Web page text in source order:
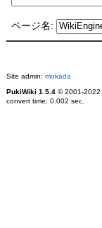
ページ名:
Site admin: mokada
PukiWiki 1.5.4© 2001-2022
convert time: 0.002 sec.